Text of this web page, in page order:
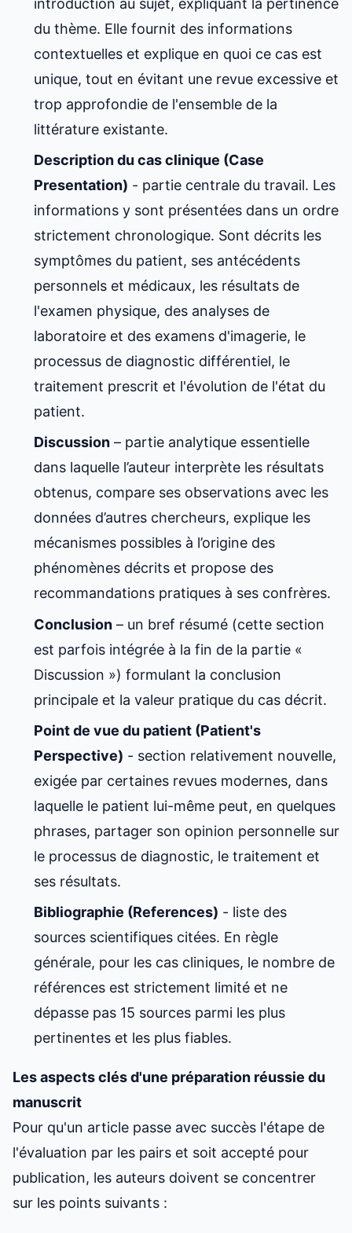
introduction au sujet, expliquant la pertinence
du thème. Elle fournit des informations
contextuelles et explique en quoi ce cas est
unique, tout en évitant une revue excessive et
trop approfondie de l'ensemble de la
littérature existante.
Description du cas clinique (Case
Presentation) - partie centrale du travail. Les
informations y sont présentées dans un ordre
strictement chronologique. Sont décrits les
symptômes du patient, ses antécédents
personnels et médicaux, les résultats de
l'examen physique, des analyses de
laboratoire et des examens d'imagerie, le
processus de diagnostic différentiel, le
traitement prescrit et l'évolution de l'état du
patient.
Discussion – partie analytique essentielle
dans laquelle l’auteur interprète les résultats
obtenus, compare ses observations avec les
données d’autres chercheurs, explique les
mécanismes possibles à l’origine des
phénomènes décrits et propose des
recommandations pratiques à ses confrères.
Conclusion – un bref résumé (cette section
est parfois intégrée à la fin de la partie «
Discussion ») formulant la conclusion
principale et la valeur pratique du cas décrit.
Point de vue du patient (Patient's
Perspective) - section relativement nouvelle,
exigée par certaines revues modernes, dans
laquelle le patient lui-même peut, en quelques
phrases, partager son opinion personnelle sur
le processus de diagnostic, le traitement et
ses résultats.
Bibliographie (References) - liste des
sources scientifiques citées. En règle
générale, pour les cas cliniques, le nombre de
références est strictement limité et ne
dépasse pas 15 sources parmi les plus
pertinentes et les plus fiables.
Les aspects clés d'une préparation réussie du
manuscrit
Pour qu'un article passe avec succès l'étape de
l'évaluation par les pairs et soit accepté pour
publication, les auteurs doivent se concentrer
sur les points suivants :